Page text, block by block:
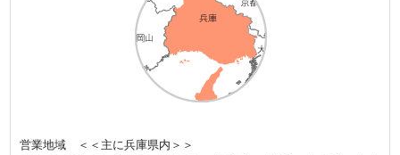
営業地域 ＜＜主に兵庫県内＞＞